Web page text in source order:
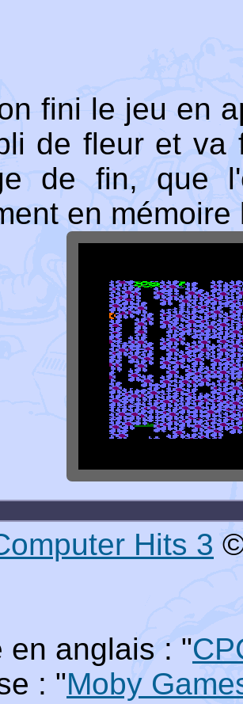
fini le jeu en
de fleur et va
de fin, que
en
Hits 3
en anglais : "
: "Moby